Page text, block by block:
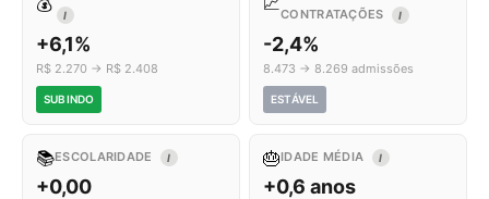
I
+6,1%
R$ 2.270 → R$ 2.408
SUBINDO
CONTRATAÇÕES
I
-2,4%
8.473 → 8.269 admissões
ESTÁVEL
📚ESCOLARIDADE I
+0,00
🎂IDADE MÉDIA I
+0,6 anos